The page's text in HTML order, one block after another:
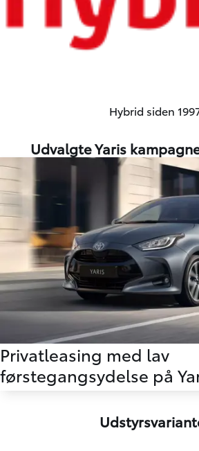
Hybrid siden
Udvalgte Yaris
Privatleasing med lav
førstegangsydelse på